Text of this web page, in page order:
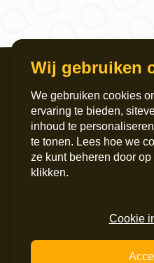
Servicekantoor
Griffeweg 4
info@maripaan.nl
Wij gebruiken
We gebruiken cookies
ervaring te bieden,
inhoud te
te tonen. Lees hoe we
ze kunt beheren door
klikken.
Cookie